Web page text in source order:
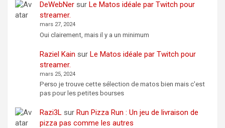
DeWebNersur Le Matos idéale par Twitch pour
streamer.
mars 27, 2024
Oui clairement, mais il y a un minimum
Raziel Kain sur Le Matos idéale par Twitch pour
streamer.
mars 25, 2024
Perso je trouve cette sélection de matos bien mais c'est
pas pour les petites bourses
Razi3L sur Run Pizza Run : Un jeu de livraison de
pizza pas comme les autres